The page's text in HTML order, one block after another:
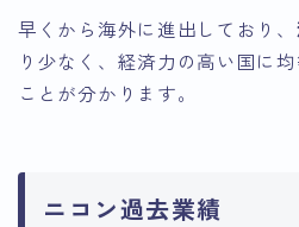
早くから海外に進出しており、
り少なく、経済力の高い国に
ことが分かります。
ニコン過去業績